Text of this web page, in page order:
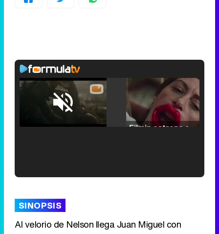
Unmute /
Loaded:
SINOPSIS
Al velorio de Nelson llega Juan Miguel con